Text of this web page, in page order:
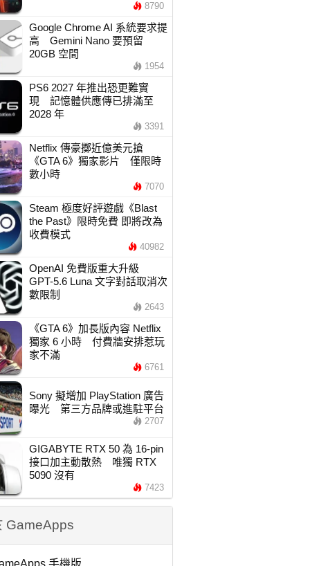
8790
Google Chrome AI 系統要求提
高 Gemini Nano 要預留
20GB 空間
1954
PS6 2027 年推出恐更難實
現 記憶體供應傳已排滿至
2028 年
3391
Netflix 傳豪擲近億美元搶
《GTA 6》獨家影片 僅限時
數小時
7070
Steam 極度好評遊戲《Blast
the Past》限時免費 即將改為
收費模式
40982
OpenAI 免費版重大升級
GPT-5.6 Luna 文字對話取消次
數限制
2643
《GTA 6》加長版內容 Netflix
獨家 6 小時 付費牆安排惹玩
家不滿
6761
Sony 擬增加 PlayStation 廣告
曝光 第三方品牌或進駐平台
2707
GIGABYTE RTX 50 為 16-pin
接口加主動散熱 唯獨 RTX
5090 沒有
7423
GameApps
手機版